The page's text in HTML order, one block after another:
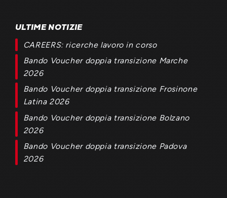
ULTIME NOTIZIE
CAREERS: ricerche lavoro in corso
Bando Voucher doppia transizione Marche
2026
Bando Voucher doppia transizione Frosinone
Latina 2026
Bando Voucher doppia transizione Bolzano
2026
Bando Voucher doppia transizione Padova
2026